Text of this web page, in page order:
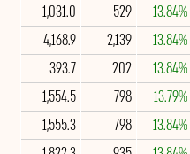
13.84%
529
1,031.0
13.84%
2,139
4,168.9
13.84%
202
393.7
13.79%
798
1,554.5
13.84%
798
1,555.3